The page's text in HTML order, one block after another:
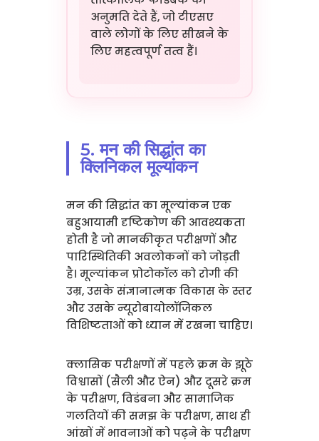
अनुमति देते हैं, जो टीएसए
वाले लोगों के लिए सीखने के
लिए महत्वपूर्ण तत्व हैं।
5. मन की सिद्धांत का
क्लिनिकल मूल्यांकन
मन की सिद्धांत का मूल्यांकन एक
बहुआयामी दृष्टिकोण की आवश्यकता
होती है जो मानकीकृत परीक्षणों और
पारिस्थितिकी अवलोकनों को जोड़ती
है। मूल्यांकन प्रोटोकॉल को रोगी की
उम्र, उसके संज्ञानात्मक विकास के स्तर
और उसके न्यूरोबायोलॉजिकल
विशिष्टताओं को ध्यान में रखना चाहिए।
क्लासिक परीक्षणों में पहले क्रम के झूठे
विश्वासों (सैली और ऐन) और दूसरे क्रम
के परीक्षण, विडंबना और सामाजिक
गलतियों की समझ के परीक्षण, साथ ही
आंखों में भावनाओं को पढ़ने के परीक्षण